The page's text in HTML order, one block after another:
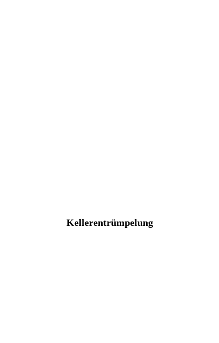
Kellerentrümpelung